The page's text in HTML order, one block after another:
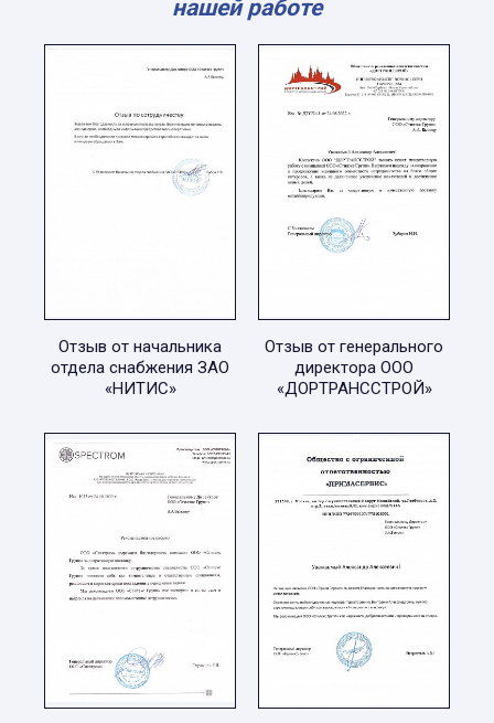
нашей работе
Отзыв от начальника
отдела снабжения ЗАО
«НИТИС»
Отзыв от генерального
директора ООО
«ДОРТРАНССТРОЙ»